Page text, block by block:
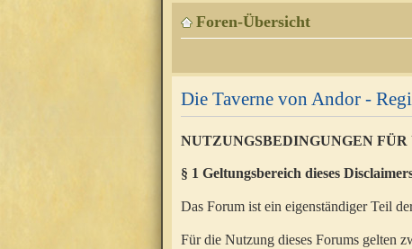
Foren-Übersicht
Die Taverne von Andor -
NUTZUNGSBEDINGUNGEN FÜR
§ 1 Geltungsbereich dieses
Das Forum ist ein eigenständiger Teil
Für die Nutzung dieses Forums gelten